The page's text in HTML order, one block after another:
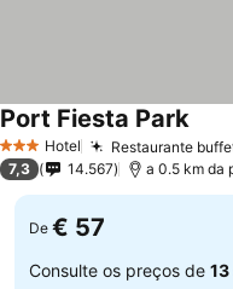
3 EstrelasHotel Restaurante
Port Fiesta ParkVer
7,3 14.567 a 0.5 km da
De € 57
Consulte os preços de